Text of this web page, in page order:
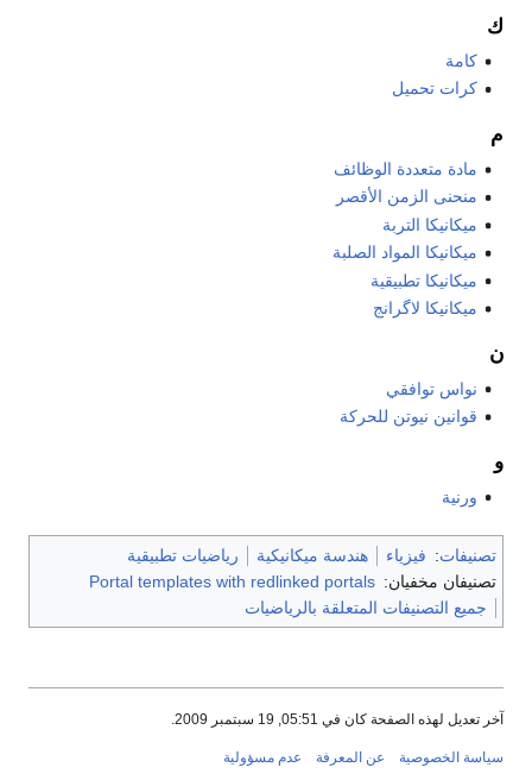
ك
كامة
كرات تحميل
م
مادة متعددة الوظائف
منحنى الزمن الأقصر
ميكانيكا التربة
ميكانيكا المواد الصلبة
ميكانيكا تطبيقية
ميكانيكا لاگرانج
ن
نواس توافقي
قوانين نيوتن للحركة
و
ورنية
تصنيفات: فيزياء هندسة ميكانيكية
رياضيات تطبيقية
تصنيفان مخفيان: Portal templates with redlinked portals
جميع التصنيفات المتعلقة بالرياضيات
آخر تعديل لهذه الصفحة كان في 05:51, 19 سبتمبر 2009.
سياسة الخصوصية عن المعرفة عدم مسؤولية